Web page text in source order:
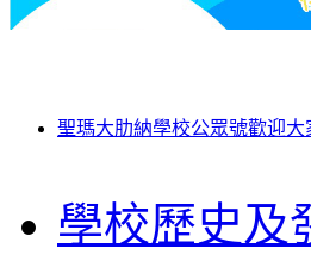
聖瑪大肋納學校公眾號歡迎大
學校歷史及